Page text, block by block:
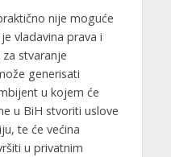
nije moguće
vladavina prava i
stvaranje
generisati
u kojem će
u BiH stvoriti uslove
te će većina
u privatnim